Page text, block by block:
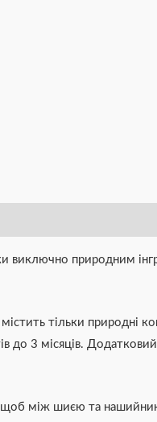
виключно природним
тільки природні
до 3 місяців.
щоб між шиєю та